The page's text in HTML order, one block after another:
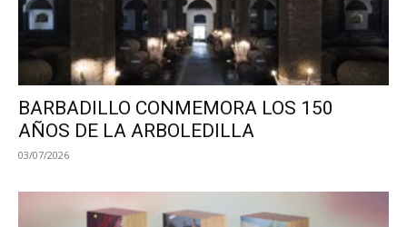
BARBADILLO CONMEMORA LOS 150
AÑOS DE LA ARBOLEDILLA
03/07/2026